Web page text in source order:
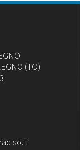
(TO)